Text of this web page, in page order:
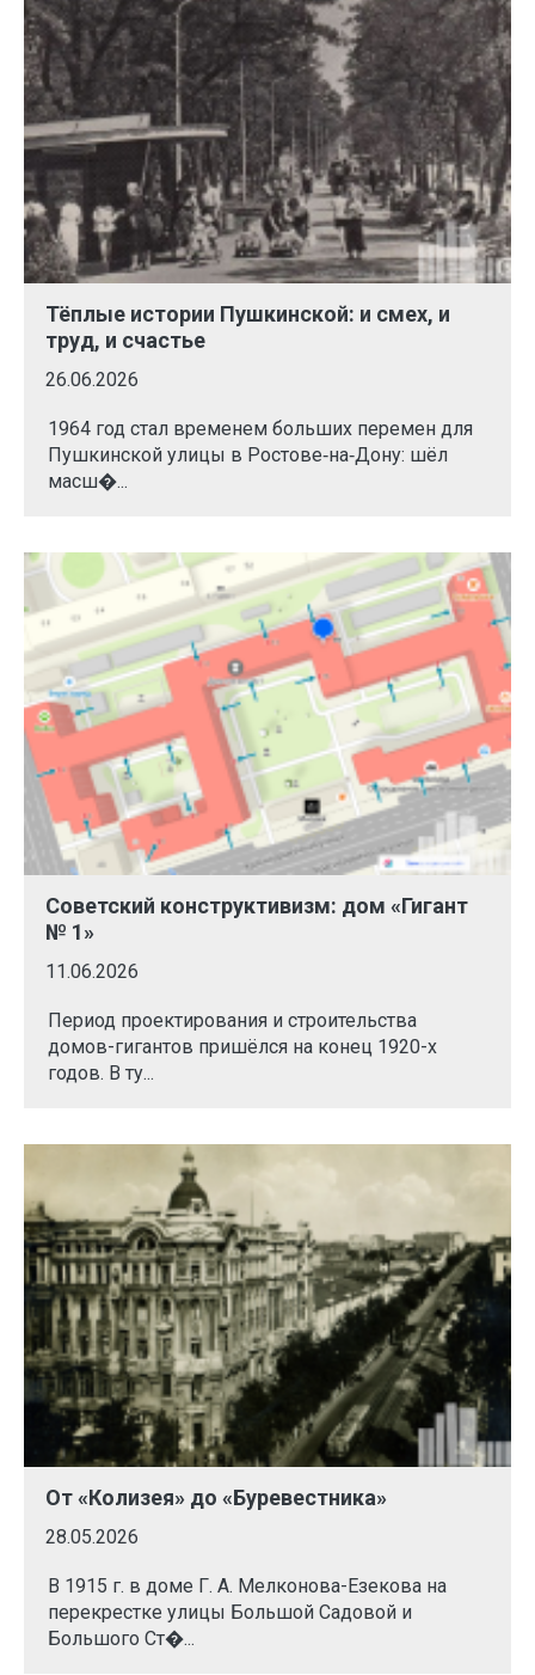
Тёплые истории Пушкинской: и смех, и
труд, и счастье
26.06.2026
1964 год стал временем больших перемен для
Пушкинской улицы в Ростове‑на‑Дону: шёл
масш�...
Советский конструктивизм: дом «Гигант
№ 1»
11.06.2026
Период проектирования и строительства
домов-гигантов пришёлся на конец 1920-х
годов. В ту...
От «Колизея» до «Буревестника»
28.05.2026
В 1915 г. в доме Г. А. Мелконова-Езекова на
перекрестке улицы Большой Садовой и
Большого Ст�...